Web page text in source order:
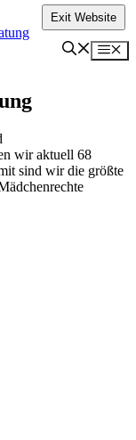
Exit Website
wir aktuell 68
sind wir die größte